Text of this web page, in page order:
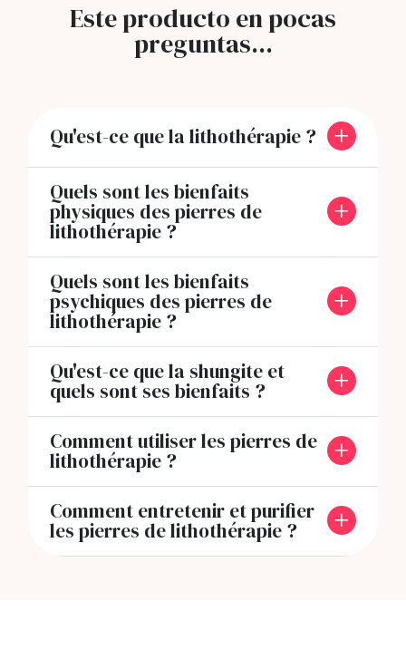
Este producto en pocas
preguntas...
Qu'est-ce que la lithothérapie ?
Quels sont les bienfaits
physiques des pierres de
lithothérapie ?
Quels sont les bienfaits
psychiques des pierres de
lithothérapie ?
Qu'est-ce que la shungite et
quels sont ses bienfaits ?
Comment utiliser les pierres de
lithothérapie ?
Comment entretenir et purifier
les pierres de lithothérapie ?